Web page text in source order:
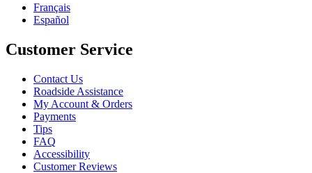
Français
Español
Customer Service
Contact Us
Roadside Assistance
My Account & Orders
Payments
Tips
FAQ
Accessibility
Customer Reviews